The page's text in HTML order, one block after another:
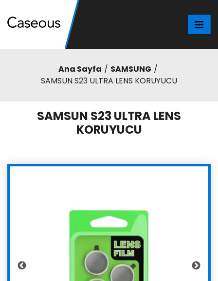
Ana Sayfa
SAMSUNG
SAMSUN S23 ULTRA LENS KORUYUCU
SAMSUN S23 ULTRA LENS
KORUYUCU